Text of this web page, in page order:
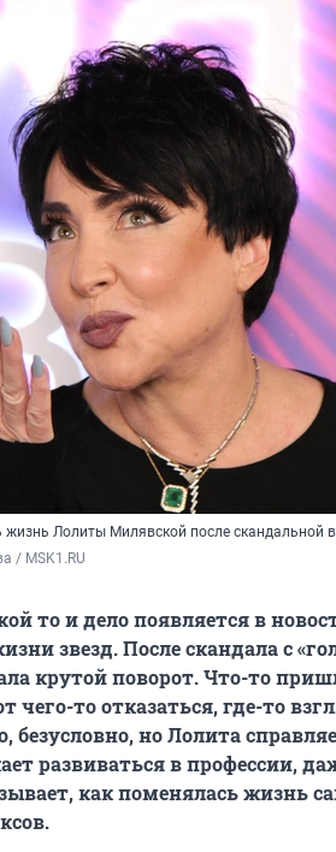
жизнь Лолиты Милявской после скандальной
/ MSK1.RU
то и дело появляется в
звезд. После скандала с
крутой поворот. Что-то
чего-то отказаться, где-то
безусловно, но Лолита
развиваться в профессии,
как поменялась жизнь